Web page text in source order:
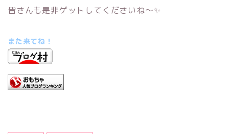
皆さんも是非ゲットしてくださいね～✨
また来てね！